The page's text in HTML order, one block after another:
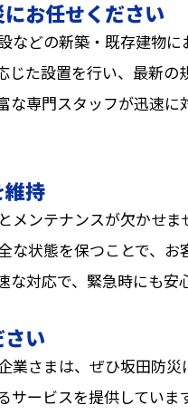
お任せください
などの新築・既存建物
じた設置を行い、最新
な専門スタッフが迅速
持
メンテナンスが欠かせ
な状態を保つことで、
対応で、緊急時にも安
い
業さまは、ぜひ坂田防
サービスを提供してい